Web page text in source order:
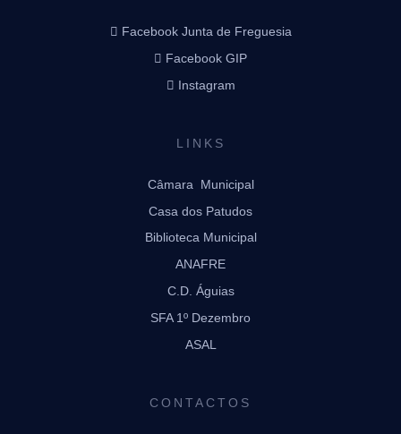
Facebook Junta de Freguesia
Facebook GIP
Instagram
LINKS
Câmara Municipal
Casa dos Patudos
Biblioteca Municipal
ANAFRE
C.D. Águias
SFA 1º Dezembro
ASAL
CONTACTOS